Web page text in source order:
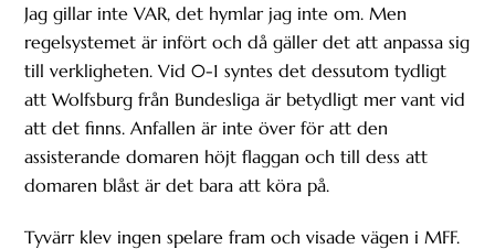
Jag gillar inte VAR, det hymlar jag inte om. Men
regelsystemet är infört och då gäller det att anpassa sig
till verkligheten. Vid 0-1 syntes det dessutom tydligt
att Wolfsburg från Bundesliga är betydligt mer vant vid
att det finns. Anfallen är inte över för att den
assisterande domaren höjt flaggan och till dess att
domaren blåst är det bara att köra på.
Tyvärr klev ingen spelare fram och visade vägen i MFF.